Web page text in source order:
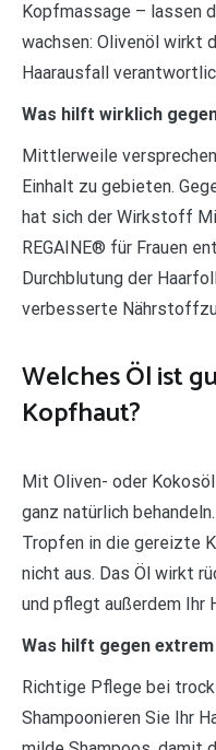
Kopfmassage – lassen
wachsen: Olivenöl wirkt
Haarausfall
Was hilft wirklich
Mittlerweile
Einhalt zu gebieten.
hat sich der Wirkstoff
REGAINE® für Frauen
Durchblutung der
verbesserte
Welches Öl ist
Kopfhaut?
Mit Oliven- oder
ganz natürlich
Tropfen in die gereizte
nicht aus. Das Öl wirkt
und pflegt außerdem Ihr
Was hilft gegen
Richtige Pflege bei
Shampoonieren Sie Ihr